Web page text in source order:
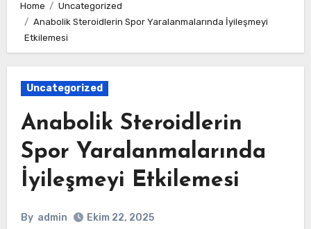
Home
Uncategorized
Anabolik Steroidlerin Spor Yaralanmalarında İyileşmeyi
Etkilemesi
Uncategorized
Anabolik Steroidlerin
Spor Yaralanmalarında
İyileşmeyi Etkilemesi
By admin Ekim 22, 2025